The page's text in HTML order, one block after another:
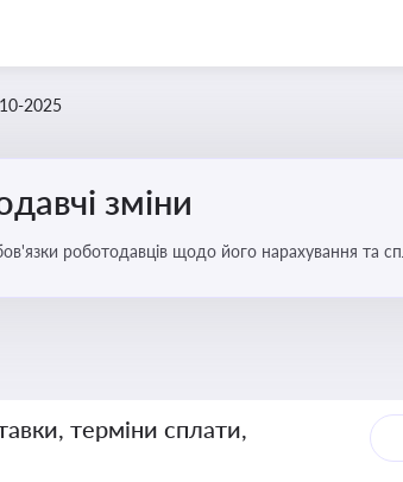
2025
зміни
роботодавців щодо його нарахування та
терміни сплати,